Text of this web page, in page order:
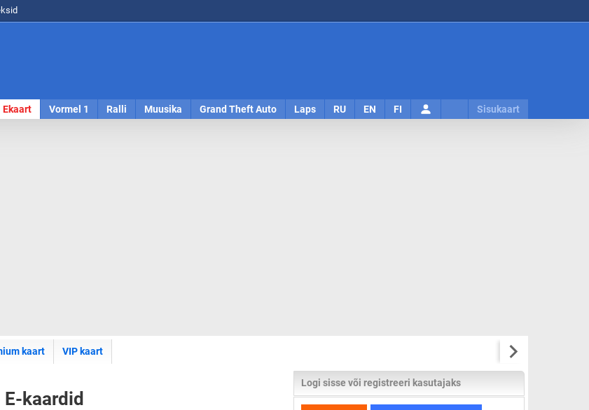
Ekaart Vormel 1 Ralli Muusika Grand Theft Auto Laps RU EN FI Sisukaart
kaart VIP kaart
kaardid
Logi sisse või registreeri kasutajaks